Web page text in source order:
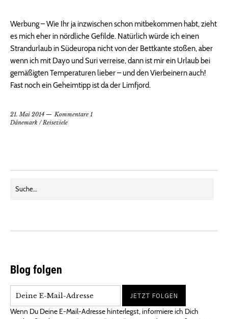
Werbung – Wie Ihr ja inzwischen schon mitbekommen habt, zieht
es mich eher in nördliche Gefilde. Natürlich würde ich einen
Strandurlaub in Südeuropa nicht von der Bettkante stoßen, aber
wenn ich mit Dayo und Suri verreise, dann ist mir ein Urlaub bei
gemäßigten Temperaturen lieber – und den Vierbeinern auch!
Fast noch ein Geheimtipp ist da der Limfjord.
21. Mai 2014
Kommentare 1
Dänemark / Reiseziele
Blog folgen
Wenn Du Deine E-Mail-Adresse hinterlegst, informiere ich Dich